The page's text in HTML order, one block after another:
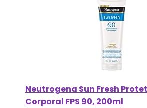
Neutrogena Sun Fresh
Corporal FPS 90, 200ml